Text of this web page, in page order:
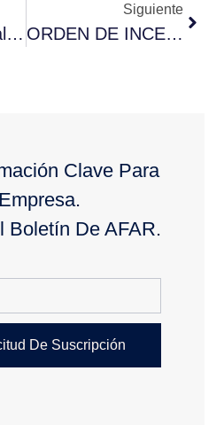
Ventiladores Axiales Para Evaporadores De Alto Rendimiento
Siguiente
ORDEN DE INCENTIVOS
Clave Para
Boletín De AFAR.
De Suscripción